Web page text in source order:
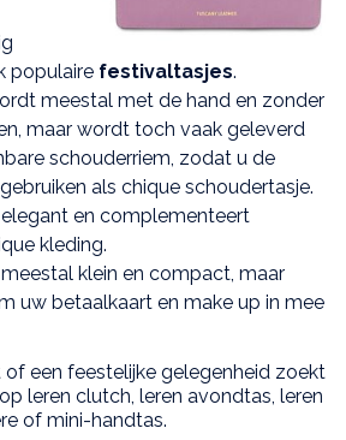
populaire festivaltasjes.
meestal met de hand en zonder
maar wordt toch vaak geleverd
schouderriem, zodat u de
als chique schoudertasje.
en complementeert
kleding.
klein en compact, maar
uw betaalkaart en make up in mee
of een feestelijke gelegenheid zoekt
leren clutch, leren avondtas, leren
of mini-handtas.